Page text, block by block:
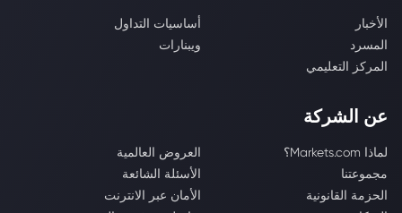
الأخبار
أساسيات التداول
المسرد
ويبنارات
المركز التعليمي
عن الشركة
لماذا Markets.com؟
العروض العالمية
مجموعتنا
الأسئلة الشائعة
الحزمة القانونية
الأمان عبر الانترنت